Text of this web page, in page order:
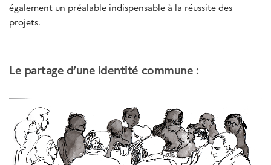
également un préalable indispensable à la réussite des
projets.
Le partage d’une identité commune :